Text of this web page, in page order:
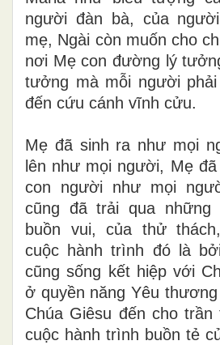
người đàn bà, của
mẹ, Ngài còn muốn cho
nơi Mẹ con đường lý
tưởng mà mỗi người
đến cứu cánh vĩnh cửu.
Mẹ đã sinh ra như mọi
lên như mọi người, Mẹ
con người như mọi
cũng đã trải qua những
buồn vui, của thử
cuộc hành trình đó là
cũng sống kết hiệp với
ở quyền năng Yêu
Chúa Giêsu đến cho
cuộc hành trình buồn tẻ